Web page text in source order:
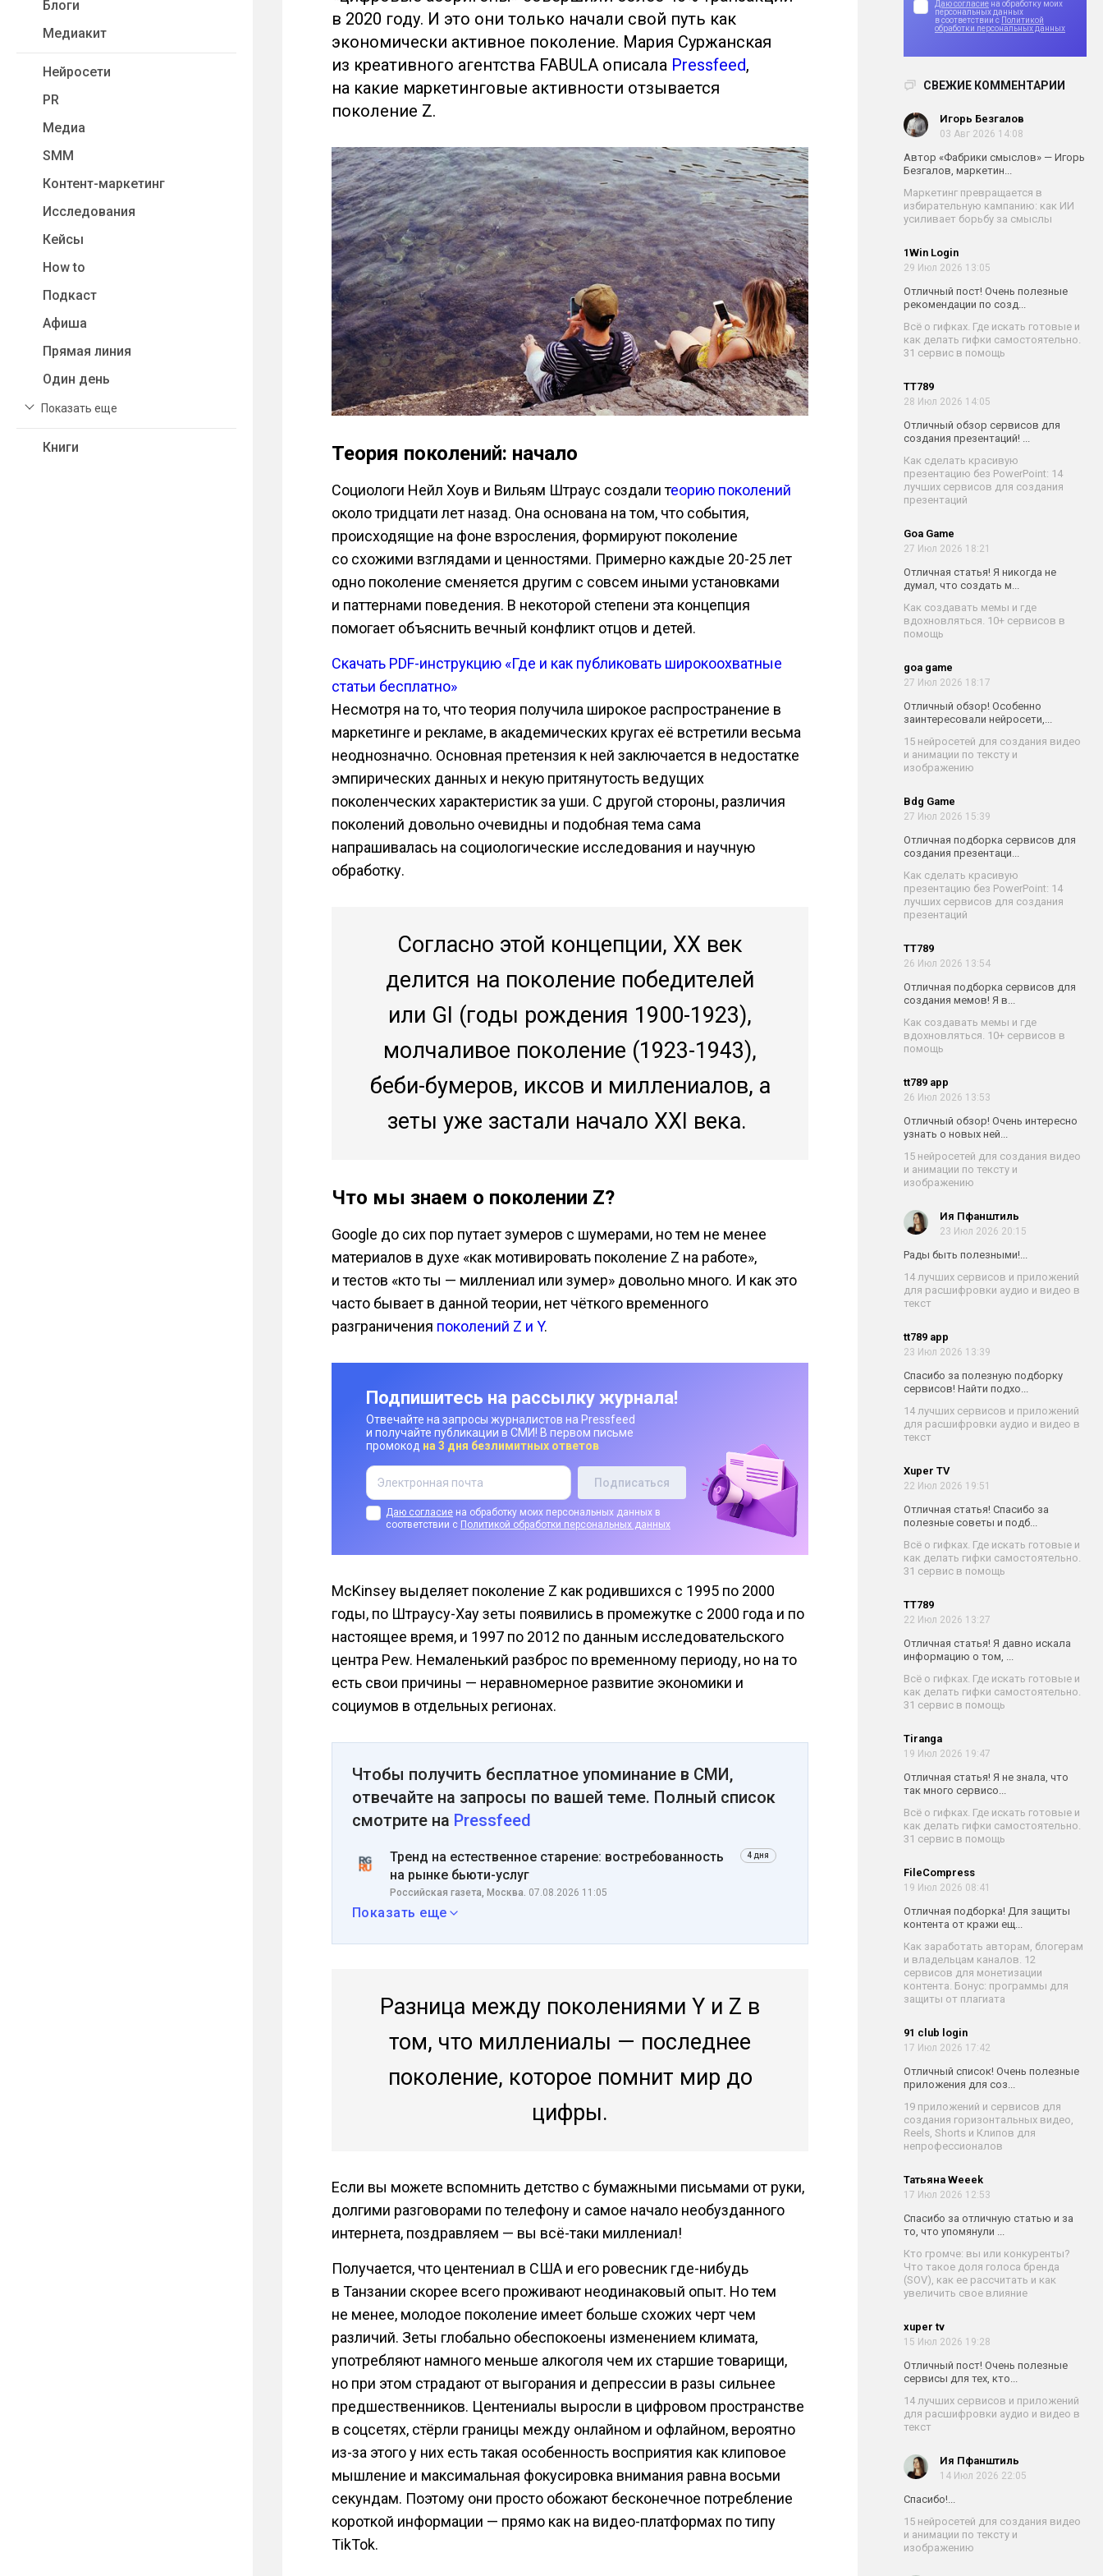
Блоги
Медиакит
Нейросети
PR
Медиа
SMM
Контент-маркетинг
Исследования
Кейсы
How to
Подкаст
Афиша
Прямая линия
Один день
Показать еще
Книги
Даю согласие на обработку моих
персональных данных
в соответствии с Политикой
обработки персональных данных
СВЕЖИЕ КОММЕНТАРИИ
Игорь Безгалов
03 Авг 2026 14:08
Автор «Фабрики смыслов» — Игорь
Безгалов, маркетин...
Маркетинг превращается в
избирательную кампанию: как ИИ
усиливает борьбу за смыслы
1Win Login
29 Июл 2026 13:05
Отличный пост! Очень полезные
рекомендации по созд...
Всё о гифках. Где искать готовые и
как делать гифки самостоятельно.
31 сервис в помощь
TT789
28 Июл 2026 14:05
Отличный обзор сервисов для
создания презентаций! ...
Как сделать красивую
презентацию без PowerPoint: 14
лучших сервисов для создания
презентаций
Goa Game
27 Июл 2026 18:21
Отличная статья! Я никогда не
думал, что создать м...
Как создавать мемы и где
вдохновляться. 10+ сервисов в
помощь
goa game
27 Июл 2026 18:17
Отличный обзор! Особенно
заинтересовали нейросети,...
15 нейросетей для создания видео
и анимации по тексту и
изображению
Bdg Game
27 Июл 2026 15:39
Отличная подборка сервисов для
создания презентаци...
Как сделать красивую
презентацию без PowerPoint: 14
лучших сервисов для создания
презентаций
TT789
26 Июл 2026 13:54
Отличная подборка сервисов для
создания мемов! Я в...
Как создавать мемы и где
вдохновляться. 10+ сервисов в
помощь
tt789 app
26 Июл 2026 13:53
Отличный обзор! Очень интересно
узнать о новых ней...
15 нейросетей для создания видео
и анимации по тексту и
изображению
Ия Пфанштиль
23 Июл 2026 20:15
Рады быть полезными!...
14 лучших сервисов и приложений
для расшифровки аудио и видео в
текст
tt789 app
23 Июл 2026 13:39
Спасибо за полезную подборку
сервисов! Найти подхо...
14 лучших сервисов и приложений
для расшифровки аудио и видео в
текст
Xuper TV
22 Июл 2026 19:51
Отличная статья! Спасибо за
полезные советы и подб...
Всё о гифках. Где искать готовые и
как делать гифки самостоятельно.
31 сервис в помощь
TT789
22 Июл 2026 13:27
Отличная статья! Я давно искала
информацию о том, ...
Всё о гифках. Где искать готовые и
как делать гифки самостоятельно.
31 сервис в помощь
Tiranga
19 Июл 2026 19:47
Отличная статья! Я не знала, что
так много сервисо...
Всё о гифках. Где искать готовые и
как делать гифки самостоятельно.
31 сервис в помощь
FileCompress
19 Июл 2026 08:41
Отличная подборка! Для защиты
контента от кражи ещ...
Как заработать авторам, блогерам
и владельцам каналов. 12
сервисов для монетизации
контента. Бонус: программы для
защиты от плагиата
91 club login
17 Июл 2026 17:42
Отличный список! Очень полезные
приложения для соз...
19 приложений и сервисов для
создания горизонтальных видео,
Reels, Shorts и Клипов для
непрофессионалов
Татьяна Weeek
17 Июл 2026 12:53
Спасибо за отличную статью и за
то, что упомянули ...
Кто громче: вы или конкуренты?
Что такое доля голоса бренда
(SOV), как ее рассчитать и как
увеличить свое влияние
xuper tv
15 Июл 2026 19:28
Отличный пост! Очень полезные
сервисы для тех, кто...
14 лучших сервисов и приложений
для расшифровки аудио и видео в
текст
Ия Пфанштиль
14 Июл 2026 22:05
Спасибо!...
15 нейросетей для создания видео
и анимации по тексту и
изображению
в 2020 году. И это они только начали свой путь как
экономически активное поколение. Мария Суржанская
из креативного агентства FABULA описала Pressfeed,
на какие маркетинговые активности отзывается
поколение Z.
Теория поколений: начало
Социологи Нейл Хоув и Вильям Штраус создали теорию поколений
около тридцати лет назад. Она основана на том, что события,
происходящие на фоне взросления, формируют поколение
со схожими взглядами и ценностями. Примерно каждые 20-25 лет
одно поколение сменяется другим с совсем иными установками
и паттернами поведения. В некоторой степени эта концепция
помогает объяснить вечный конфликт отцов и детей.
Скачать PDF-инструкцию «Где и как публиковать широкоохватные
статьи бесплатно»
Несмотря на то, что теория получила широкое распространение в
маркетинге и рекламе, в академических кругах её встретили весьма
неоднозначно. Основная претензия к ней заключается в недостатке
эмпирических данных и некую притянутость ведущих
поколенческих характеристик за уши. С другой стороны, различия
поколений довольно очевидны и подобная тема сама
напрашивалась на социологические исследования и научную
обработку.
Согласно этой концепции, XX век
делится на поколение победителей
или GI (годы рождения 1900-1923),
молчаливое поколение (1923-1943),
беби-бумеров, иксов и миллениалов, а
зеты уже застали начало XXI века.
Что мы знаем о поколении Z?
Google до сих пор путает зумеров с шумерами, но тем не менее
материалов в духе «как мотивировать поколение Z на работе»,
и тестов «кто ты — миллениал или зумер» довольно много. И как это
часто бывает в данной теории, нет чёткого временного
разграничения поколений Z и Y.
Подпишитесь на рассылку журнала!
Отвечайте на запросы журналистов на Pressfeed
и получайте публикации в СМИ! В первом письме
промокод на 3 дня безлимитных ответов
Даю согласие на обработку моих персональных данных в
соответствии с Политикой обработки персональных данных
McKinsey выделяет поколение Z как родившихся с 1995 по 2000
годы, по Штраусу-Хау зеты появились в промежутке с 2000 года и по
настоящее время, и 1997 по 2012 по данным исследовательского
центра Pew. Немаленький разброс по временному периоду, но на то
есть свои причины — неравномерное развитие экономики и
социумов в отдельных регионах.
Чтобы получить бесплатное упоминание в СМИ,
отвечайте на запросы по вашей теме. Полный список
смотрите на Pressfeed
Тренд на естественное старение: востребованность
на рынке бьюти-услуг
4 дня
Российская газета, Москва. 07.08.2026 11:05
Показать еще
Разница между поколениями Y и Z в
том, что миллениалы — последнее
поколение, которое помнит мир до
цифры.
Если вы можете вспомнить детство с бумажными письмами от руки,
долгими разговорами по телефону и самое начало необузданного
интернета, поздравляем — вы всё-таки миллениал!
Получается, что центениал в США и его ровесник где-нибудь
в Танзании скорее всего проживают неодинаковый опыт. Но тем
не менее, молодое поколение имеет больше схожих черт чем
различий. Зеты глобально обеспокоены изменением климата,
употребляют намного меньше алкоголя чем их старшие товарищи,
но при этом страдают от выгорания и депрессии в разы сильнее
предшественников. Центениалы выросли в цифровом пространстве
в соцсетях, стёрли границы между онлайном и офлайном, вероятно
из-за этого у них есть такая особенность восприятия как клиповое
мышление и максимальная фокусировка внимания равна восьми
секундам. Поэтому они просто обожают бесконечное потребление
короткой информации — прямо как на видео-платформах по типу
TikTok.